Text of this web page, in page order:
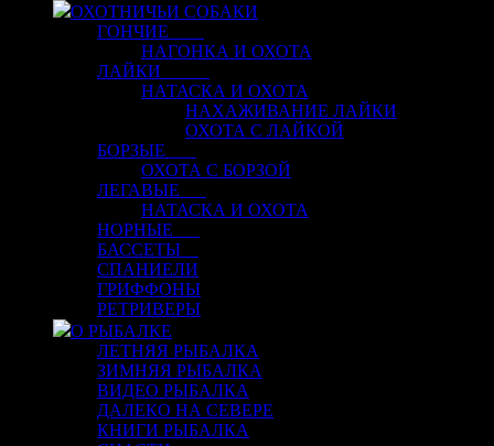
ОХОТНИЧЬИ СОБАКИ
ГОНЧИЕ
НАГОНКА И ОХОТА
ЛАЙКИ
НАТАСКА И ОХОТА
НАХАЖИВАНИЕ ЛАЙКИ
ОХОТА С ЛАЙКОЙ
БОРЗЫЕ
ОХОТА С БОРЗОЙ
ЛЕГАВЫЕ
НАТАСКА И ОХОТА
НОРНЫЕ
БАССЕТЫ
СПАНИЕЛИ
ГРИФФОНЫ
РЕТРИВЕРЫ
О РЫБАЛКЕ
ЛЕТНЯЯ РЫБАЛКА
ЗИМНЯЯ РЫБАЛКА
ВИДЕО РЫБАЛКА
ДАЛЕКО НА СЕВЕРЕ
КНИГИ РЫБАЛКА